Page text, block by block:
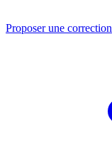
Proposer une correction